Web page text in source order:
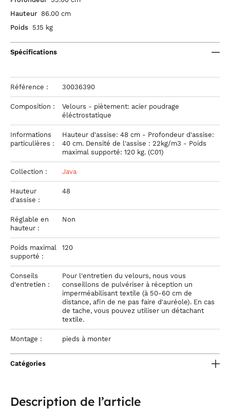
Hauteur 86.00 cm
Poids 5.15 kg
Spécifications
Référence : 30036390
Composition :
Velours - piètement: acier poudrage
éléctrostatique
Informations
particulières :
Hauteur d'assise: 48 cm - Profondeur d'assise:
40 cm. Densité de l'assise : 22kg/m3 - Poids
maximal supporté: 120 kg. (C01)
Collection : Java
Hauteur
d'assise :
48
Réglable en
hauteur :
Non
Poids maximal
supporté :
120
Conseils
d'entretien :
Pour l'entretien du velours, nous vous
conseillons de pulvériser à réception un
imperméabilisant textile (à 50-60 cm de
distance, afin de ne pas faire d'auréole). En cas
de tache, vous pouvez utiliser un détachant
textile.
Montage : pieds à monter
Catégories
Description de l’article